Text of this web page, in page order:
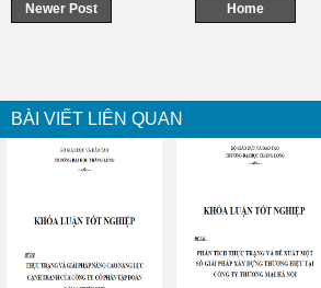
Newer Post Home
BÀI VIẾT LIÊN QUAN